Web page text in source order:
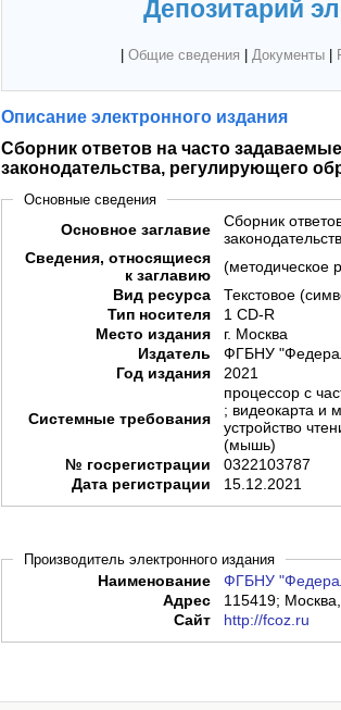
Депозитарий
Общие сведения Документы|
Описание электронного издания
Сборник ответов на часто
законодательства, регулирующего
Основные сведения
Основное заглавие
Сборник
Сведения, относящиеся
к заглавию
(методическое
Вид ресурса
Текстовое
Тип носителя
1 CD-R
Место издания
г. Москва
Издатель
ФГБНУ
Год издания
2021
Системные требования
процессор с
; видеокарта и
устройство
(мышь)
№ госрегистрации
0322103787
Дата регистрации
15.12.2021
Производитель электронного издания
Наименование
ФГБНУ
Адрес
115419;
Сайт
http://fcoz.ru